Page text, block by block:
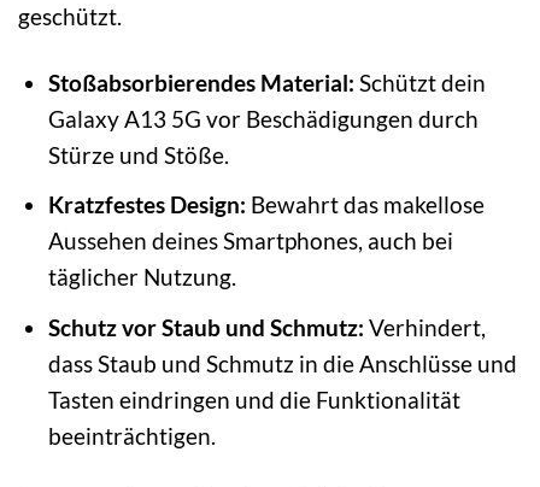
geschützt.
Stoßabsorbierendes Material: Schützt dein
Galaxy A13 5G vor Beschädigungen durch
Stürze und Stöße.
Kratzfestes Design: Bewahrt das makellose
Aussehen deines Smartphones, auch bei
täglicher Nutzung.
Schutz vor Staub und Schmutz: Verhindert,
dass Staub und Schmutz in die Anschlüsse und
Tasten eindringen und die Funktionalität
beeinträchtigen.